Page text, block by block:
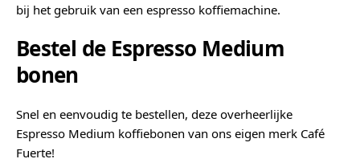
bij het gebruik van een espresso koffiemachine.
Bestel de Espresso Medium
bonen
Snel en eenvoudig te bestellen, deze overheerlijke
Espresso Medium koffiebonen van ons eigen merk Café
Fuerte!